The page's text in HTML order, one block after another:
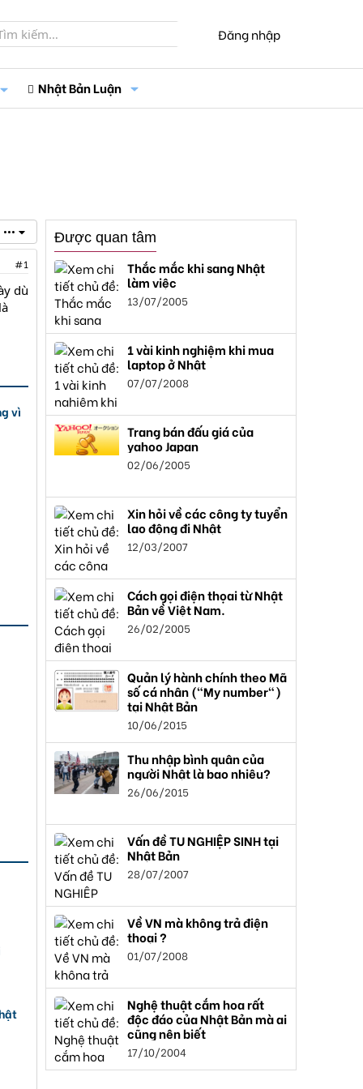
Đăng nhập
Nhật Bản Luận
•••
#1
dù
vì
Được quan tâm
Thắc mắc khi sang Nhật
làm việc
13/07/2005
1 vài kinh nghiệm khi mua
laptop ở Nhật
07/07/2008
Trang bán đấu giá của
yahoo Japan
02/06/2005
Xin hỏi về các công ty tuyển
lao động đi Nhật
12/03/2007
Cách gọi điện thọai từ Nhật
Bản về Việt Nam.
26/02/2005
Quản lý hành chính theo Mã
số cá nhân ("My number")
tại Nhật Bản
10/06/2015
Thu nhập bình quân của
người Nhật là bao nhiêu?
26/06/2015
Vấn đề TU NGHIỆP SINH tại
Nhật Bản
28/07/2007
Về VN mà không trả điện
thoại ?
01/07/2008
Nghệ thuật cắm hoa rất
độc đáo của Nhật Bản mà ai
cũng nên biết
17/10/2004